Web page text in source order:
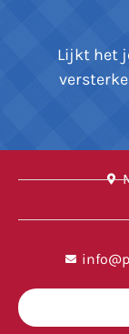
Lijkt het